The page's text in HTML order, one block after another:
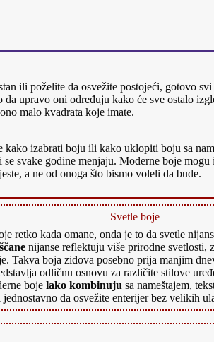
ili poželite da osvežite postojeći, gotovo
da upravo oni određuju kako će sve ostalo
malo kvadrata koje imate.
kako izabrati boju ili kako uklopiti boju sa
svake godine menjaju. Moderne boje
a ne od onoga što bismo voleli da bude.
Svetle boje
retko kada omane, onda je to da svetle
nijanse reflektuju više prirodne svetlosti,
Takva boja zidova posebno prija manjim
odličnu osnovu za različite stilove
bojelako kombinuju sa nameštajem,
da osvežite enterijer bez velikih